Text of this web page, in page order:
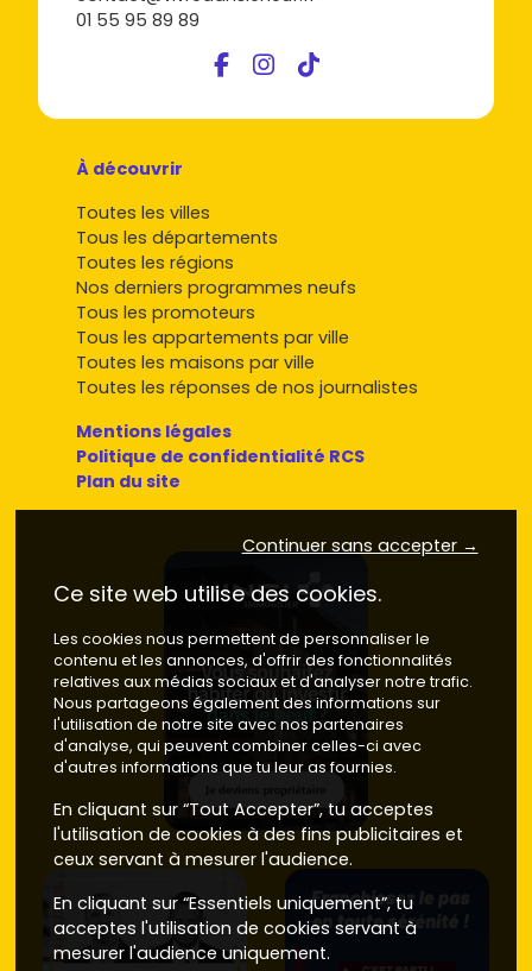
01 55 95 89 89
À découvrir
Toutes les villes
Tous les départements
Toutes les régions
Nos derniers programmes neufs
Tous les promoteurs
Tous les appartements par ville
Toutes les maisons par ville
Toutes les réponses de nos journalistes
Mentions légales
Politique de confidentialité RCS
Plan du site
Continuer sans accepter →
Ce site web utilise des cookies.
Les cookies nous permettent de personnaliser le
contenu et les annonces, d'offrir des fonctionnalités
relatives aux médias sociaux et d'analyser notre trafic.
Nous partageons également des informations sur
l'utilisation de notre site avec nos partenaires
d'analyse, qui peuvent combiner celles-ci avec
d'autres informations que tu leur as fournies.
En cliquant sur “Tout Accepter”, tu acceptes
l'utilisation de cookies à des fins publicitaires et
ceux servant à mesurer l'audience.
En cliquant sur “Essentiels uniquement”, tu
acceptes l'utilisation de cookies servant à
mesurer l'audience uniquement.